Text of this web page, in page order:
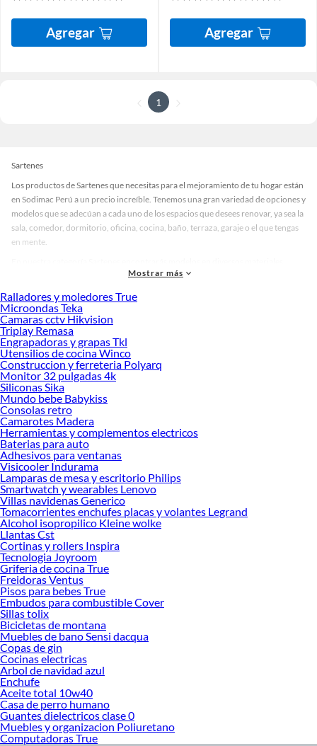
Agregar Agregar
1
Sartenes
Los productos de Sartenes que necesitas para el mejoramiento de tu hogar están
en Sodimac Perú a un precio increíble. Tenemos una gran variedad de opciones y
modelos que se adecúan a cada uno de los espacios que desees renovar, ya sea la
sala, comedor, dormitorio, oficina, cocina, baño, terraza, garaje o el que tengas
en mente.
medidas, colores y demás características específicas de tu preferencia. Recuerda
proyectos en las mejores marcas de calidad y con garantía.
Precios de Sartenes en Sodimac Perú
Si buscar ahorrar, estás en la tienda correcta porque en Sodimac tenemos
nuestra política de precios bajos garantizados en Sartenes, así que no dudes más
y compra online este producto con sus complementos para que termines tu
proyecto al 100% a un costo económico. Además, elige entre las opciones de
delivery o recojo en tienda.
Las mejores marcas de Sartenes
Sabemos que la calidad, confianza y seguridad son factores importantes al
momento de decidir qué modelo comprar, por ello contamos con una amplia
oferta de marcas prestigiosas y reconocidas en Sartenes. De esta manera,
inviertes en durabilidad, rendimiento, excelencia y satisfacción garantizada.
Mostrar más
Ralladores y moledores True
Microondas Teka
Camaras cctv Hikvision
Triplay Remasa
Engrapadoras y grapas Tkl
Utensilios de cocina Winco
Construccion y ferreteria Polyarq
Monitor 32 pulgadas 4k
Siliconas Sika
Mundo bebe Babykiss
Consolas retro
Camarotes Madera
Herramientas y complementos electricos
Baterias para auto
Adhesivos para ventanas
Visicooler Indurama
Lamparas de mesa y escritorio Philips
Smartwatch y wearables Lenovo
Villas navidenas Generico
Tomacorrientes enchufes placas y volantes Legrand
Alcohol isopropilico Kleine wolke
Llantas Cst
Cortinas y rollers Inspira
Tecnologia Joyroom
Griferia de cocina True
Freidoras Ventus
Pisos para bebes True
Embudos para combustible Cover
Sillas tolix
Bicicletas de montana
Muebles de bano Sensi dacqua
Copas de gin
Cocinas electricas
Arbol de navidad azul
Enchufe
Aceite total 10w40
Casa de perro humano
Guantes dielectricos clase 0
Muebles y organizacion Poliuretano
Computadoras True